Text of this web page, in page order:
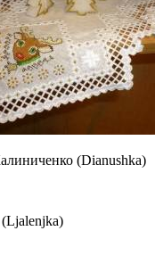
(Dianushka)